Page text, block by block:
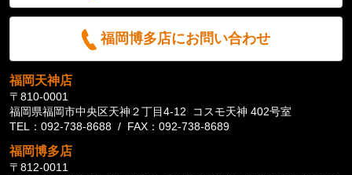
福岡博多店にお問い合わせ
福岡天神店
〒810-0001
福岡県福岡市中央区天神２丁目4-12 コスモ天神 402号室
TEL：092-738-8688 / FAX：092-738-8689
福岡博多店
〒812-0011